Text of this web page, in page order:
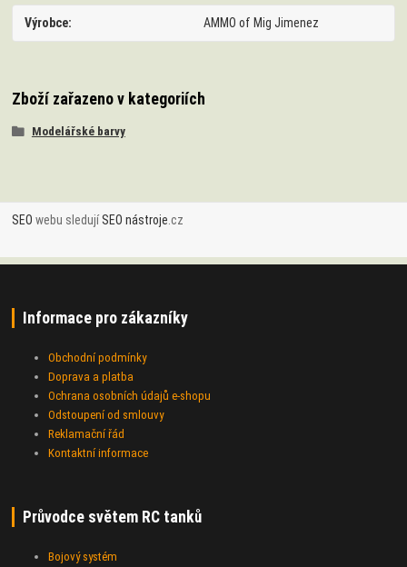
Výrobce AMMO of Mig Jimenez
Zboží zařazeno v kategoriích
Modelářské barvy
SEO webu sledujíSEO nástroje .cz
Informace pro zákazníky
Obchodní podmínky
Doprava a platba
Ochrana osobních údajů e-shopu
Odstoupení od smlouvy
Reklamační řád
Kontaktní informace
Průvodce světem RC tanků
Bojový systém